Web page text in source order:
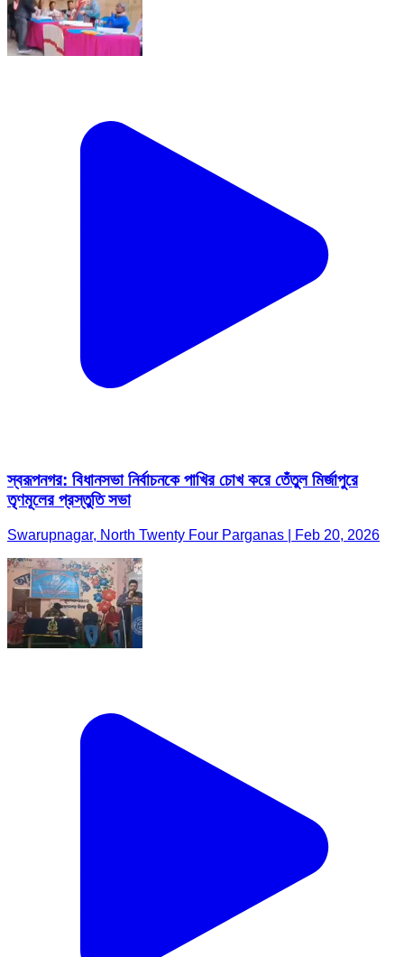
স্বরূপনগর: বিধানসভা নির্বাচনকে পাখির চোখ করে তেঁতুল মির্জাপুরে
তৃণমূলের প্রস্তুতি সভা
Swarupnagar, North Twenty Four Parganas | Feb 20, 2026